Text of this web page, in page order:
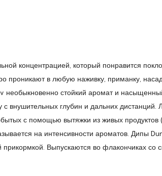
концентрацией, который понравится
проникают в любую наживку, приманку,
необыкновенно стойкий аромат и
внушительных глубин и дальних
с помощью вытяжки из живых
на интенсивности ароматов. Дипы
Выпускаются во флакончиках со